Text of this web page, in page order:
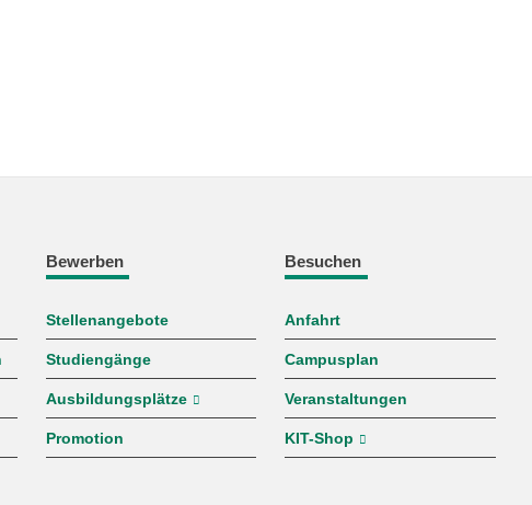
Bewerben
Stellenangebote
Studiengänge
Ausbildungsplätze
Promotion
Besuchen
Anfahrt
Campusplan
Veranstaltungen
KIT-Shop